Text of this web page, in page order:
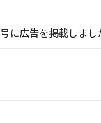
に広告を掲載しまし